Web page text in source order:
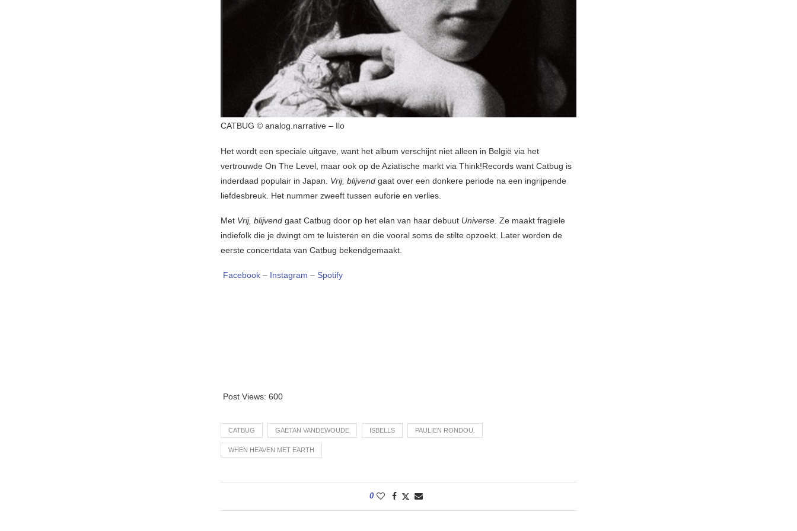
CATBUG © analog.narrative – Ilo
Het wordt een speciale uitgave, want het album verschijnt niet alleen in België via het
vertrouwde On The Level, maar ook op de Aziatische markt via Think!Records want Catbug is
inderdaad populair in Japan. Vrij, blijvend gaat over een donkere periode na een ingrijpende
liefdesbreuk. Het nummer zweeft tussen euforie en verlies.
Met Vrij, blijvend gaat Catbug door op het elan van haar debuut Universe. Ze maakt fragiele
indiefolk die je dwingt om te luisteren en die vooral soms de stilte opzoekt. Later worden de
eerste concertdata van Catbug bekendgemaakt.
Facebook – Instagram – Spotify
Post Views: 600
CATBUG GAËTAN VANDEWOUDE ISBELLS PAULIEN RONDOU.
WHEN HEAVEN MET EARTH
0